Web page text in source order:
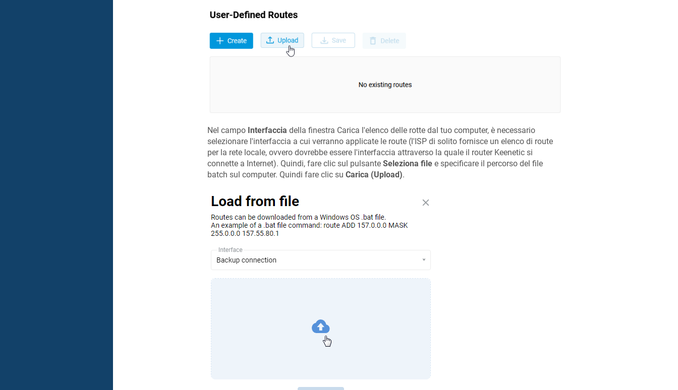
Nel campo Interfaccia della finestra Carica l'elenco delle rotte dal tuo computer, è necessario
selezionare l'interfaccia a cui verranno applicate le route (l'ISP di solito fornisce un elenco di route
per la rete locale, ovvero dovrebbe essere l'interfaccia attraverso la quale il router Keeneticsi
connette a Internet). Quindi, fare clic sul pulsante Seleziona filee specificare il percorso del file
batch sul computer. Quindi fare clic su Carica (Upload).